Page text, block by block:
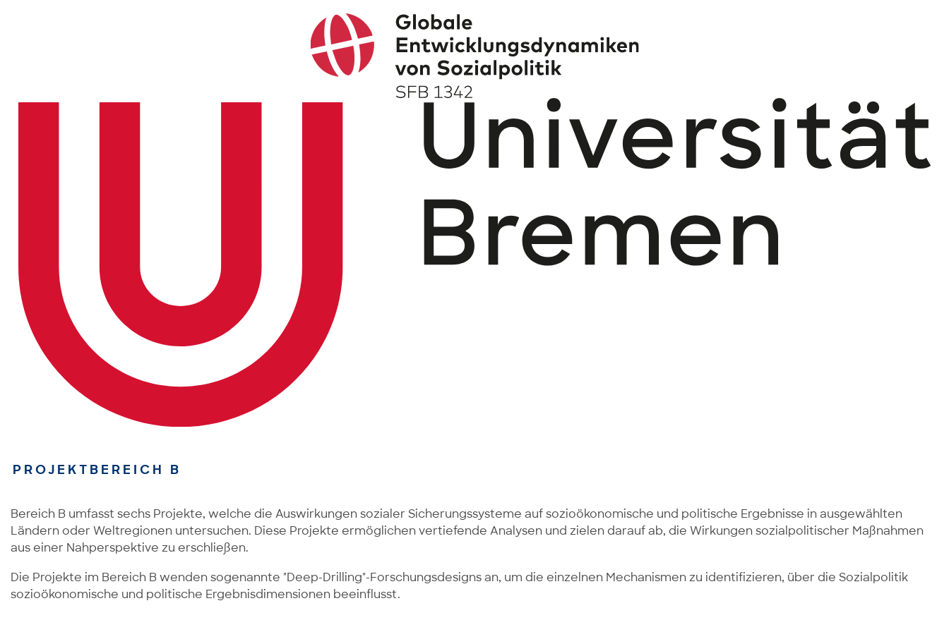
PROJEKTBEREICH B
Bereich B umfasst sechs Projekte, welche die Auswirkungen sozialer Sicherungssysteme auf sozioökonomische und politische Ergebnisse in ausgewählten
Ländern oder Weltregionen untersuchen. Diese Projekte ermöglichen vertiefende Analysen und zielen darauf ab, die Wirkungen sozialpolitischer Maßnahmen
aus einer Nahperspektive zu erschließen.
Die Projekte im Bereich B wenden sogenannte "Deep-Drilling"-Forschungsdesigns an, um die einzelnen Mechanismen zu identifizieren, über die Sozialpolitik
sozioökonomische und politische Ergebnisdimensionen beeinflusst.